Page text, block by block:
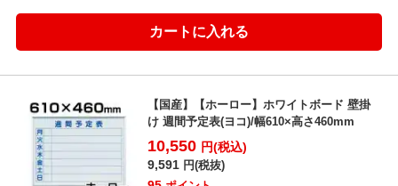
【国産】【ホーロー】ホワイトボード 壁掛
け 週間予定表(ヨコ)/幅610×高さ460mm
10,550 円(税込)
9,591 円(税抜)